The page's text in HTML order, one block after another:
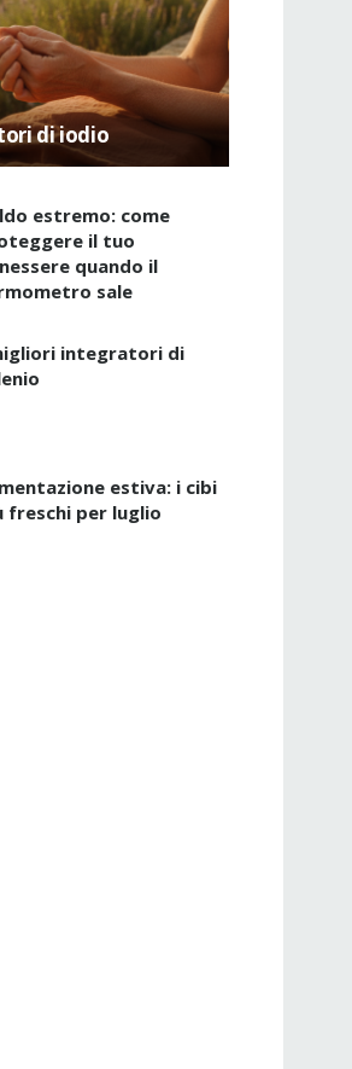
di iodio
estremo: come
il tuo
quando il
sale
integratori di
estiva: i cibi
freschi per luglio